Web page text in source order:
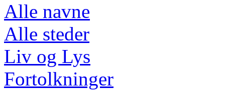
Alle navne
Alle steder
Liv og Lys
Fortolkninger